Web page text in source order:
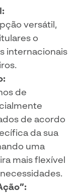
versátil,
o
internacionais
de
de acordo
da sua
uma
mais flexível